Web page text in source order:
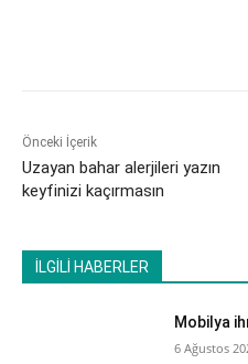
Önceki İçerik
Uzayan bahar alerjileri yazın
keyfinizi kaçırmasın
İLGİLİ HABERLER
Mobilya
6 Ağustos